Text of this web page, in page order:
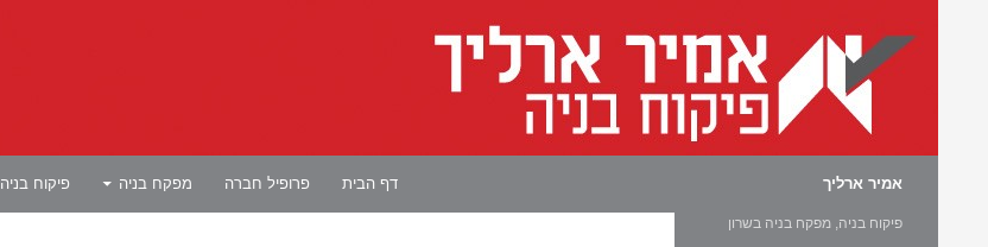
אמיר ארליך
דף הבית
פרופיל חברה מפקח בניה פיקוח בניה
פיקוח בניה, מפקח בניה בשרון